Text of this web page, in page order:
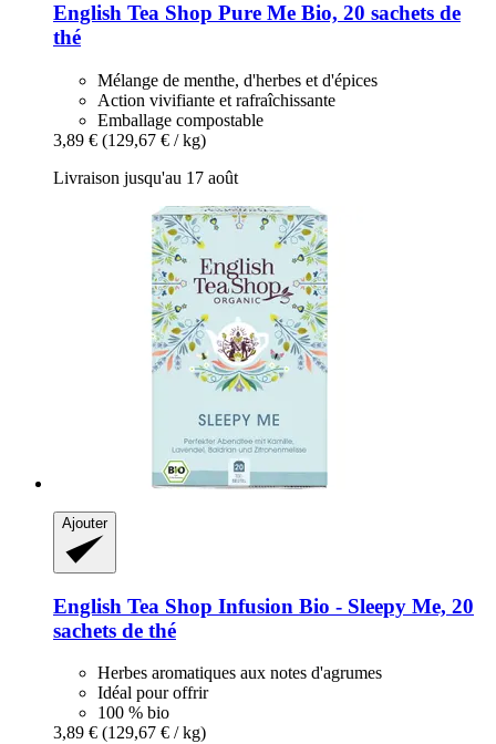
English Tea Shop Pure Me Bio, 20 sachets de
thé
Mélange de menthe, d'herbes et d'épices
Action vivifiante et rafraîchissante
Emballage compostable
3,89 € (129,67 € / kg)
Livraison jusqu'au 17 août
Ajouter
English Tea Shop Infusion Bio -​ Sleepy Me, 20
sachets de thé
Herbes aromatiques aux notes d'agrumes
Idéal pour offrir
100 % bio
3,89 € (129,67 € / kg)